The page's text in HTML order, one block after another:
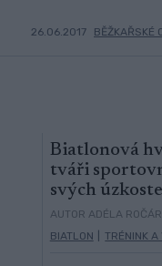
26.06.2017 BĚŽKAŘSKÉ
Biatlonová
tváři
svých
AUTOR ADÉLA
BIATLON
TRÉNINK A